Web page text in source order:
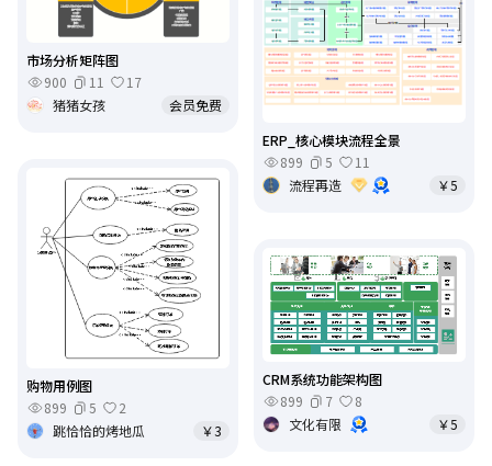
市场分析矩阵图
900
11
17
猪猪女孩
会员免费
ERP_核心模块流程全景
899
5
11
流程再造
￥5
购物用例图
899
5
2
跳恰恰的烤地瓜
￥3
CRM系统功能架构图
899
7
8
文化有限
￥5